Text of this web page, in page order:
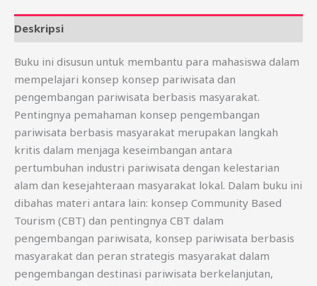
Deskripsi
Buku ini disusun untuk membantu para mahasiswa dalam
mempelajari konsep konsep pariwisata dan
pengembangan pariwisata berbasis masyarakat.
Pentingnya pemahaman konsep pengembangan
pariwisata berbasis masyarakat merupakan langkah
kritis dalam menjaga keseimbangan antara
pertumbuhan industri pariwisata dengan kelestarian
alam dan kesejahteraan masyarakat lokal. Dalam buku ini
dibahas materi antara lain: konsep Community Based
Tourism (CBT) dan pentingnya CBT dalam
pengembangan pariwisata, konsep pariwisata berbasis
masyarakat dan peran strategis masyarakat dalam
pengembangan destinasi pariwisata berkelanjutan,